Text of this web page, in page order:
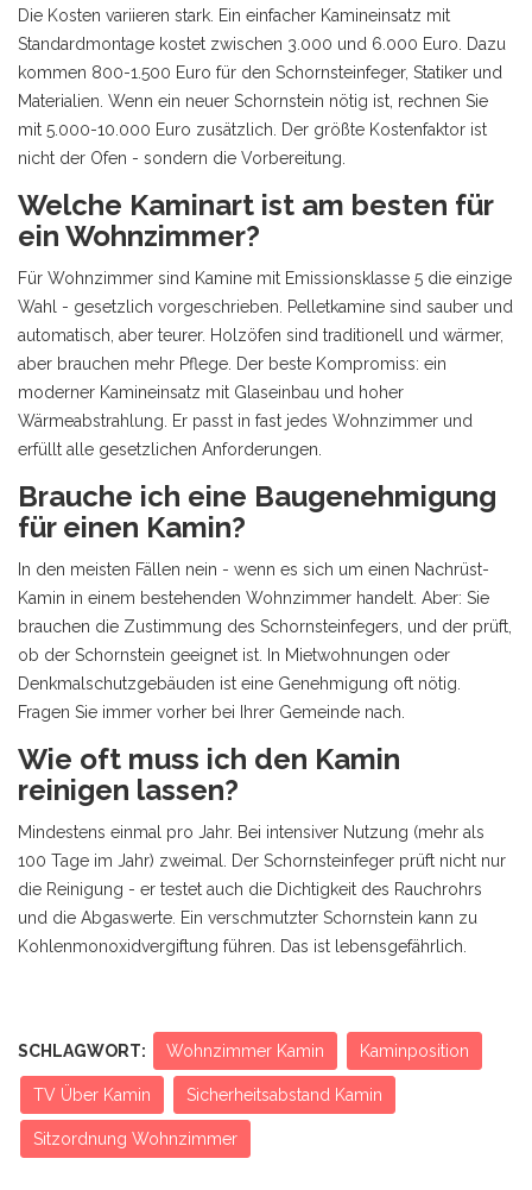
Die Kosten variieren stark. Ein einfacher Kamineinsatz mit
Standardmontage kostet zwischen 3.000 und 6.000 Euro. Dazu
kommen 800-1.500 Euro für den Schornsteinfeger, Statiker und
Materialien. Wenn ein neuer Schornstein nötig ist, rechnen Sie
mit 5.000-10.000 Euro zusätzlich. Der größte Kostenfaktor ist
nicht der Ofen - sondern die Vorbereitung.
Welche Kaminart ist am besten für
ein Wohnzimmer?
Für Wohnzimmer sind Kamine mit Emissionsklasse 5 die einzige
Wahl - gesetzlich vorgeschrieben. Pelletkamine sind sauber und
automatisch, aber teurer. Holzöfen sind traditionell und wärmer,
aber brauchen mehr Pflege. Der beste Kompromiss: ein
moderner Kamineinsatz mit Glaseinbau und hoher
Wärmeabstrahlung. Er passt in fast jedes Wohnzimmer und
erfüllt alle gesetzlichen Anforderungen.
Brauche ich eine Baugenehmigung
für einen Kamin?
In den meisten Fällen nein - wenn es sich um einen Nachrüst-
Kamin in einem bestehenden Wohnzimmer handelt. Aber: Sie
brauchen die Zustimmung des Schornsteinfegers, und der prüft,
ob der Schornstein geeignet ist. In Mietwohnungen oder
Denkmalschutzgebäuden ist eine Genehmigung oft nötig.
Fragen Sie immer vorher bei Ihrer Gemeinde nach.
Wie oft muss ich den Kamin
reinigen lassen?
Mindestens einmal pro Jahr. Bei intensiver Nutzung (mehr als
100 Tage im Jahr) zweimal. Der Schornsteinfeger prüft nicht nur
die Reinigung - er testet auch die Dichtigkeit des Rauchrohrs
und die Abgaswerte. Ein verschmutzter Schornstein kann zu
Kohlenmonoxidvergiftung führen. Das ist lebensgefährlich.
SCHLAGWORT: Wohnzimmer Kamin Kaminposition
TV Über Kamin Sicherheitsabstand Kamin
Sitzordnung Wohnzimmer